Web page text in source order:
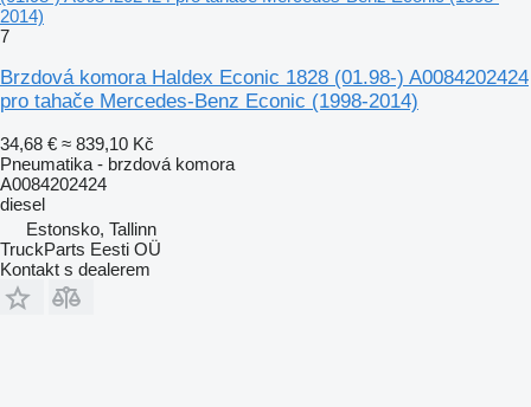
2014)
7
Brzdová komora Haldex Econic 1828 (01.98-) A0084202424
pro tahače Mercedes-Benz Econic (1998-2014)
34,68 € ≈ 839,10 Kč
Pneumatika - brzdová komora
A0084202424
diesel
Estonsko, Tallinn
TruckParts Eesti OÜ
Kontakt s dealerem